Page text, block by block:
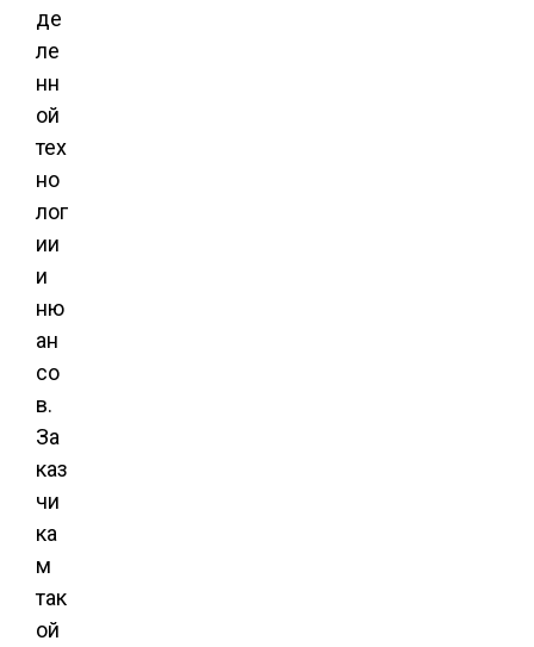
де
ле
нн
ой
тех
но
лог
ии
и
ню
ан
со
в.
За
каз
чи
ка
м
так
ой